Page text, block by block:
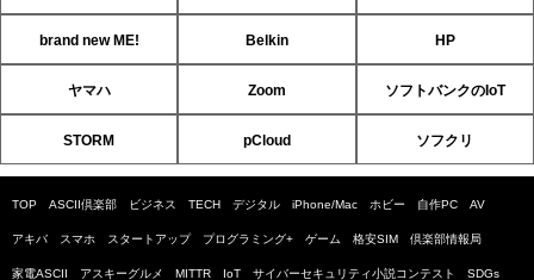
brand new ME! Belkin HP
ヤマハ Zoom ソフトバンクのIoT
STORM pCloud ソフクリ
TOP ASCII倶楽部 ビジネス TECH デジタル iPhone/Mac ホビー 自作PC AV
アキバ スマホ スタートアップ プログラミング+ ゲーム 格安SIM 倶楽部情報局
家電ASCII アスキーグルメ MITTR IoT サイバーセキュリティ小説コンテスト SDGs